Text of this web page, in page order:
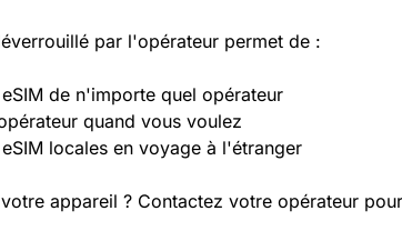
par l'opérateur permet de :
de n'importe quel opérateur
quand vous voulez
locales en voyage à l'étranger
appareil ? Contactez votre opérateur